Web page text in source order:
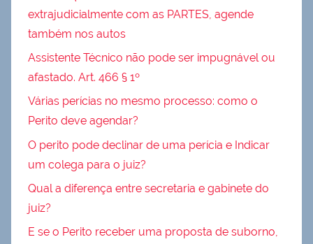
extrajudicialmente com as PARTES, agende
também nos autos
Assistente Técnico não pode ser impugnável ou
afastado. Art. 466 § 1º
Várias perícias no mesmo processo: como o
Perito deve agendar?
O perito pode declinar de uma perícia e Indicar
um colega para o juiz?
Qual a diferença entre secretaria e gabinete do
juiz?
E se o Perito receber uma proposta de suborno,